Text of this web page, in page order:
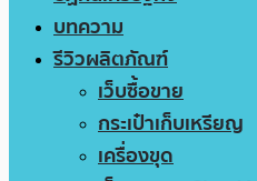
บทความ
รีวิวผลิตภัณฑ์
เว็บซื้อขาย
กระเป๋าเก็บเหรียญ
เครื่องขุด